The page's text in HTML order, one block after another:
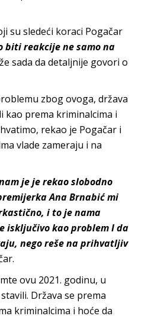
su sledeći koraci Pogačar
biti reakcije ne samo na
sada da detaljnije govori o
zbog ovoga, država
kao prema kriminalcima i
rekao je Pogačar i
vlade zameraju i na
je je rekao slobodno
Ana Brnabić mi
i to je nama
isključivo kao problem I da
nego reše na prihvatljiv
ovu 2021. godinu, u
Država se prema
kriminalcima i hoće da